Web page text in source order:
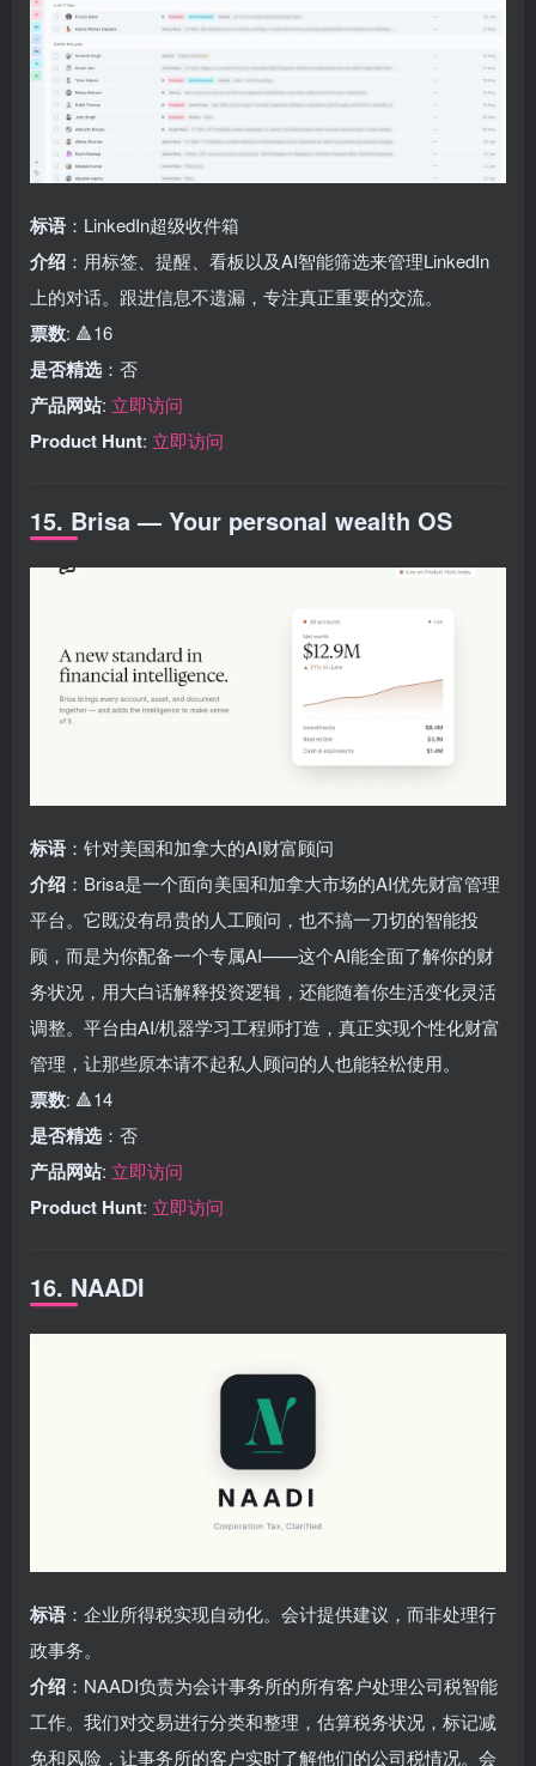
标语 ：LinkedIn超级收件箱
介绍 ：用标签、提醒、看板以及AI智能筛选来管理LinkedIn
上的对话。跟进信息不遗漏，专注真正重要的交流。
票数: 🔺16
是否精选 ：否
产品网站: 立即访问
Product Hunt: 立即访问
15. Brisa — Your personal wealth OS
标语 ：针对美国和加拿大的AI财富顾问
介绍 ：Brisa是一个面向美国和加拿大市场的AI优先财富管理
平台。它既没有昂贵的人工顾问，也不搞一刀切的智能投
顾，而是为你配备一个专属AI——这个AI能全面了解你的财
务状况，用大白话解释投资逻辑，还能随着你生活变化灵活
调整。平台由AI/机器学习工程师打造，真正实现个性化财富
管理，让那些原本请不起私人顾问的人也能轻松使用。
票数: 🔺14
是否精选 ：否
产品网站: 立即访问
Product Hunt: 立即访问
16. NAADI
标语 ：企业所得税实现自动化。会计提供建议，而非处理行
政事务。
介绍 ：NAADI负责为会计事务所的所有客户处理公司税智能
工作。我们对交易进行分类和整理，估算税务状况，标记减
免和风险，让事务所的客户实时了解他们的公司税情况。会